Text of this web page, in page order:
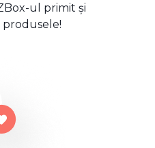
ul primit și
produsele!